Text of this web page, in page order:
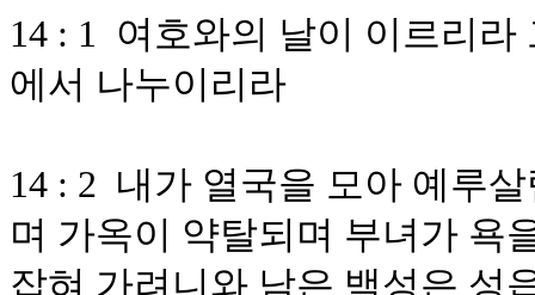
14 : 1 여호와의 날이 이르리
에서 나누이리라
14 : 2 내가 열국을 모아 예루
며 가옥이 약탈되며 부녀가 욕
잡혀 가려니와 남은 백성은 성